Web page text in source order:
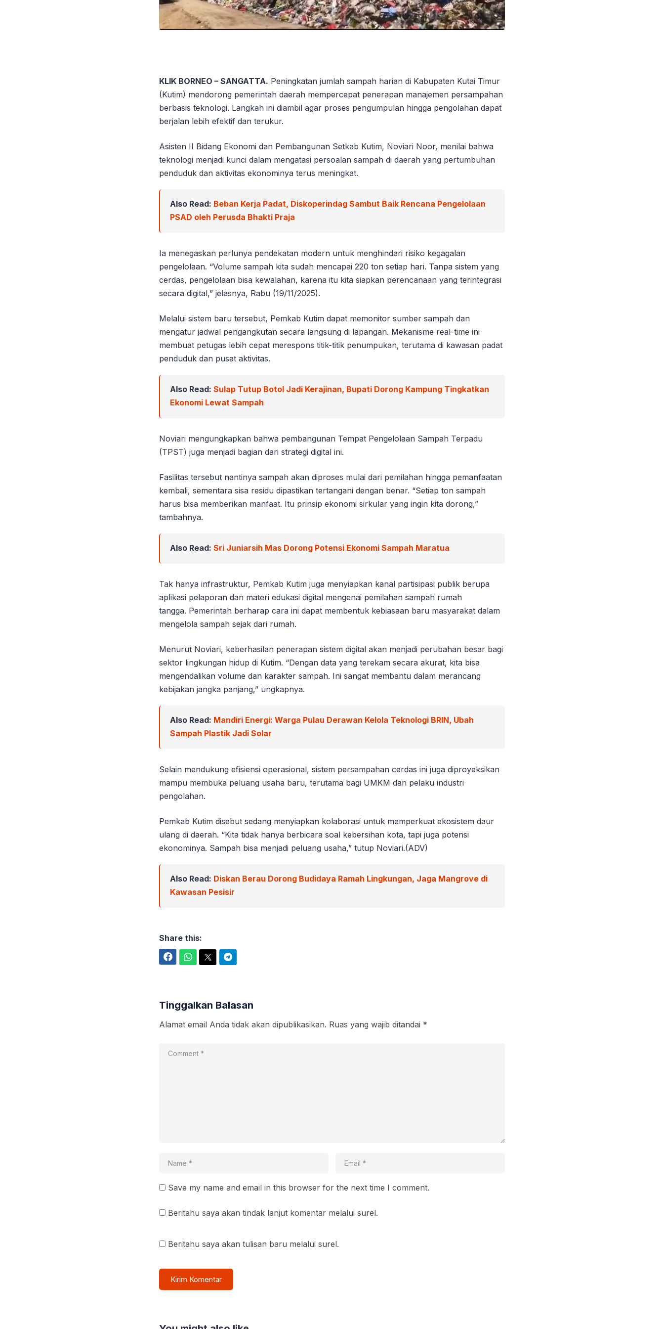
KLIK BORNEO – SANGATTA. Peningkatan jumlah sampah harian di Kabupaten Kutai Timur
(Kutim) mendorong pemerintah daerah mempercepat penerapan manajemen persampahan
berbasis teknologi. Langkah ini diambil agar proses pengumpulan hingga pengolahan dapat
berjalan lebih efektif dan terukur.
Asisten II Bidang Ekonomi dan Pembangunan Setkab Kutim, Noviari Noor, menilai bahwa
teknologi menjadi kunci dalam mengatasi persoalan sampah di daerah yang pertumbuhan
penduduk dan aktivitas ekonominya terus meningkat.
Also Read: Beban Kerja Padat, Diskoperindag Sambut Baik Rencana Pengelolaan
PSAD oleh Perusda Bhakti Praja
Ia menegaskan perlunya pendekatan modern untuk menghindari risiko kegagalan
pengelolaan. “Volume sampah kita sudah mencapai 220 ton setiap hari. Tanpa sistem yang
cerdas, pengelolaan bisa kewalahan, karena itu kita siapkan perencanaan yang terintegrasi
secara digital,” jelasnya, Rabu (19/11/2025).
Melalui sistem baru tersebut, Pemkab Kutim dapat memonitor sumber sampah dan
mengatur jadwal pengangkutan secara langsung di lapangan. Mekanisme real-time ini
membuat petugas lebih cepat merespons titik-titik penumpukan, terutama di kawasan padat
penduduk dan pusat aktivitas.
Also Read: Sulap Tutup Botol Jadi Kerajinan, Bupati Dorong Kampung Tingkatkan
Ekonomi Lewat Sampah
Noviari mengungkapkan bahwa pembangunan Tempat Pengelolaan Sampah Terpadu
(TPST) juga menjadi bagian dari strategi digital ini.
Fasilitas tersebut nantinya sampah akan diproses mulai dari pemilahan hingga pemanfaatan
kembali, sementara sisa residu dipastikan tertangani dengan benar. “Setiap ton sampah
harus bisa memberikan manfaat. Itu prinsip ekonomi sirkular yang ingin kita dorong,”
tambahnya.
Also Read: Sri Juniarsih Mas Dorong Potensi Ekonomi Sampah Maratua
Tak hanya infrastruktur, Pemkab Kutim juga menyiapkan kanal partisipasi publik berupa
aplikasi pelaporan dan materi edukasi digital mengenai pemilahan sampah rumah
tangga. Pemerintah berharap cara ini dapat membentuk kebiasaan baru masyarakat dalam
mengelola sampah sejak dari rumah.
Menurut Noviari, keberhasilan penerapan sistem digital akan menjadi perubahan besar bagi
sektor lingkungan hidup di Kutim. “Dengan data yang terekam secara akurat, kita bisa
mengendalikan volume dan karakter sampah. Ini sangat membantu dalam merancang
kebijakan jangka panjang,” ungkapnya.
Also Read: Mandiri Energi: Warga Pulau Derawan Kelola Teknologi BRIN, Ubah
Sampah Plastik Jadi Solar
Selain mendukung efisiensi operasional, sistem persampahan cerdas ini juga diproyeksikan
mampu membuka peluang usaha baru, terutama bagi UMKM dan pelaku industri
pengolahan.
Pemkab Kutim disebut sedang menyiapkan kolaborasi untuk memperkuat ekosistem daur
ulang di daerah. “Kita tidak hanya berbicara soal kebersihan kota, tapi juga potensi
ekonominya. Sampah bisa menjadi peluang usaha,” tutup Noviari.(ADV)
Also Read: Diskan Berau Dorong Budidaya Ramah Lingkungan, Jaga Mangrove di
Kawasan Pesisir
Share this:
Tinggalkan Balasan
Alamat email Anda tidak akan dipublikasikan. Ruas yang wajib ditandai *
Save my name and email in this browser for the next time I comment.
Beritahu saya akan tindak lanjut komentar melalui surel.
Beritahu saya akan tulisan baru melalui surel.